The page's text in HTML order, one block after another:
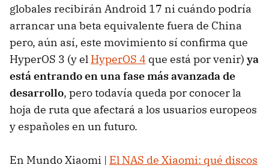
globales recibirán Android 17 ni cuándo podría
arrancar una beta equivalente fuera de China
pero, aún así, este movimiento sí confirma que
HyperOS 3 (y el HyperOS 4 que está por venir) ya
está entrando en una fase más avanzada de
desarrollo, pero todavía queda por conocer la
hoja de ruta que afectará a los usuarios europeos
y españoles en un futuro.
En Mundo Xiaomi | El NAS de Xiaomi: qué discos